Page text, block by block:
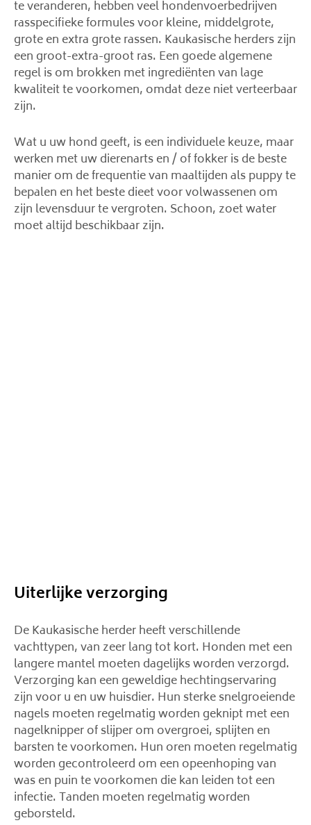
te veranderen, hebben veel hondenvoerbedrijven
rasspecifieke formules voor kleine, middelgrote,
grote en extra grote rassen. Kaukasische herders zijn
een groot-extra-groot ras. Een goede algemene
regel is om brokken met ingrediënten van lage
kwaliteit te voorkomen, omdat deze niet verteerbaar
zijn.
Wat u uw hond geeft, is een individuele keuze, maar
werken met uw dierenarts en / of fokker is de beste
manier om de frequentie van maaltijden als puppy te
bepalen en het beste dieet voor volwassenen om
zijn levensduur te vergroten. Schoon, zoet water
moet altijd beschikbaar zijn.
Uiterlijke verzorging
De Kaukasische herder heeft verschillende
vachttypen, van zeer lang tot kort. Honden met een
langere mantel moeten dagelijks worden verzorgd.
Verzorging kan een geweldige hechtingservaring
zijn voor u en uw huisdier. Hun sterke snelgroeiende
nagels moeten regelmatig worden geknipt met een
nagelknipper of slijper om overgroei, splijten en
barsten te voorkomen. Hun oren moeten regelmatig
worden gecontroleerd om een ​​opeenhoping van
was en puin te voorkomen die kan leiden tot een
infectie. Tanden moeten regelmatig worden
geborsteld.